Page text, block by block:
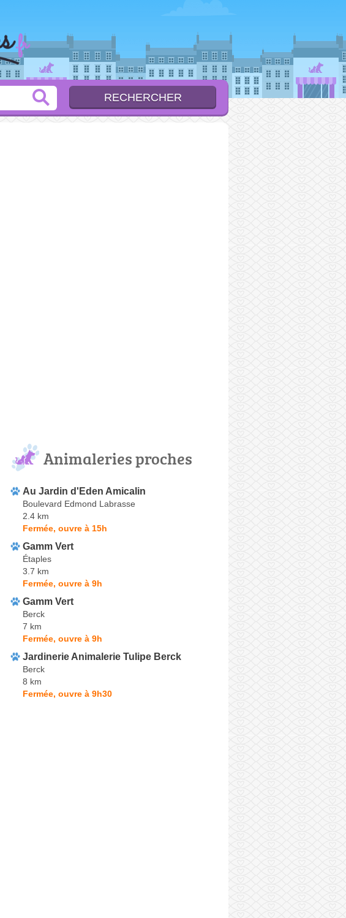
Animaleries proches
Au Jardin d'Eden Amicalin
Boulevard Edmond Labrasse
2.4 km
Fermée, ouvre à 15h
Gamm Vert
Étaples
3.7 km
Fermée, ouvre à 9h
Gamm Vert
Berck
7 km
Fermée, ouvre à 9h
Jardinerie Animalerie Tulipe Berck
Berck
8 km
Fermée, ouvre à 9h30